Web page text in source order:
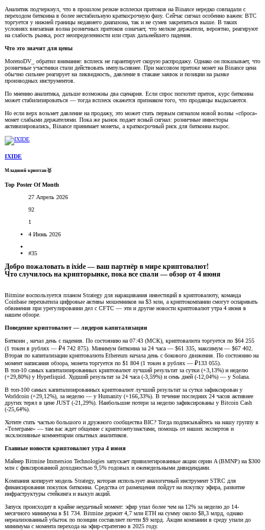
Аналитик подчеркнул, что в прошлом резкие всплески притоков на Binance нередко совпадали с
переходом биткоина в более нестабильную краткосрочную фазу. Сейчас сигнал особенно важен: BTC
торгуется у нижней границы недавнего диапазона, так и не сумев закрепиться выше. В таких
условиях внезапная волна розничных притоков означает, что мелкие держатели, вероятно, реагируют
на слабость рынка, рост неопределенности или страх дальнейшего падения.
Что это значит для цены
MorenoDV_ обратил внимание: всплеск не гарантирует скорую распродажу. Однако он показывает, что
розничные участники стали действовать импульсивнее. При массовом притоке монет на Binance цена
обычно сильнее реагирует на ликвидность, давление в стакане заявок и позиции на рынке
производных инструментов.
По мнению аналитика, дальше возможны два сценария. Если спрос поглотит приток, курс биткоина
может стабилизироваться — тогда всплеск окажется признаком того, что продавцы выдыхаются.
Но если верх возьмет давление на продажу, это может стать первым сигналом новой волны «сброса»
монет слабыми держателями. Пока же рынок подает ясный сигнал: розничные инвесторы
активизировались, Binance принимает монеты, а краткосрочный риск для биткоина вырос.
IXIDE
Младший криптан🥇
Top Poster Of Month
27 Апрель 2026
92
1
4 Июнь 2026
#35
Добро пожаловать в ixide — ваш партнёр в мире криптовалют!
Что случилось на крипторынке, пока все спали — обзор от 4 июня
Bitmine воспользуется планом Strategy для наращивания инвестиций в криптовалюту, команда
Coinbase перехватила цифровые активы мошенников на $3 млн, а криптокомпании смогут оспаривать
обвинения при урегулировании дел с CFTC — эти и другие новости криптовалют утра 4 июня в
нашем обзоре.
Поведение криптовалют — лидеров капитализации
Биткоин , начал день с падения. По состоянию на 07:43 (МСК), криптовалюта торгуется по $64 255
(1 токен в рублях — ₽4 742 875). Минимум биткоина за 24 часа — $61 335, максимум — $67 402.
Вторая по капитализации криптовалюта Ethereum начала день с бокового движения. По состоянию на
момент написания обзора, монета торгуется по $1 804 (1 токен в рублях — ₽133 055).
В топ-10 самых капитализированных криптовалют лучший результат за сутки (+3,13%) и неделю
(+29,80%) у Hyperliquid. Худший результат за 24 часа (-3,59%) и семь дней (-12,04%) — у Solana.
В топ-100 самых капитализированных криптовалют лучший результат за сутки зафиксирован у
Worldcoin (+29,12%), за неделю — у Humanity (+166,33%). В течение последних 24 часов активнее
других терял в цене JUST (-21,29%). Наибольшие потери за неделю зафиксированы у Bitcoin Cash
(-25,64%).
Хотите стать частью большого и дружного сообщества BIC? Тогда подписывайтесь на нашу группу в
«Телеграме» — там вас ждет общение с криптоэнтузиастами, помощь от наших экспертов и
эксклюзивные комментарии опытных аналитиков.
Главные новости криптовалют утра 4 июня
Майнер Bitmine Immersion Technologies запускает привилегированные акции серии A (BMNP) на $300
млн с фиксированной доходностью 9,5% годовых и еженедельными дивидендами.
Компания копирует модель Strategy, которая использует аналогичный инструмент STRC для
финансирования покупок биткоина. Средства от размещения пойдут на покупку эфира, развитие
инфраструктуры стейкинга и выкуп акций.
Запуск происходит в крайне неудачный момент: эфир упал более чем на 12% за неделю до 14-
месячного минимума в $1 734. Bitmine держит 4,7 млн ETH на сумму около $8,3 млрд, однако
нереализованный убыток по позиции составляет почти $9 млрд. Акции компании в среду упали до
минимума с момента перехода на эфир-стратегию в 2025 году.